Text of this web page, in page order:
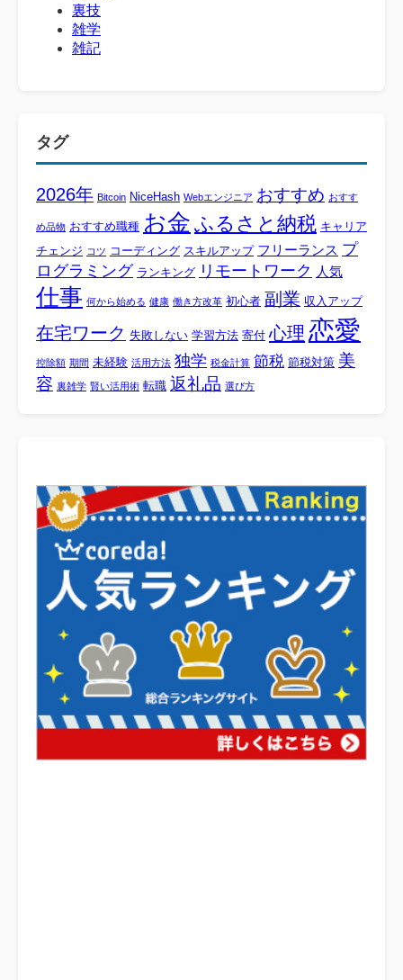
裏技
雑学
雑記
タグ
2026年 Bitcoin NiceHash Webエンジニア おすすめ おすす
め品物 おすすめ職種 お金 ふるさと納税 キャリア
チェンジ コツ コーディング スキルアップ フリーランス プ
ログラミング ランキング リモートワーク 人気
仕事 何から始める 健康 働き方改革 初心者 副業 収入アップ
在宅ワーク 失敗しない 学習方法 寄付 心理 恋愛
控除額 期間 未経験 活用方法 独学 税金計算 節税 節税対策 美
容 裏雑学 賢い活用術 転職 返礼品 選び方